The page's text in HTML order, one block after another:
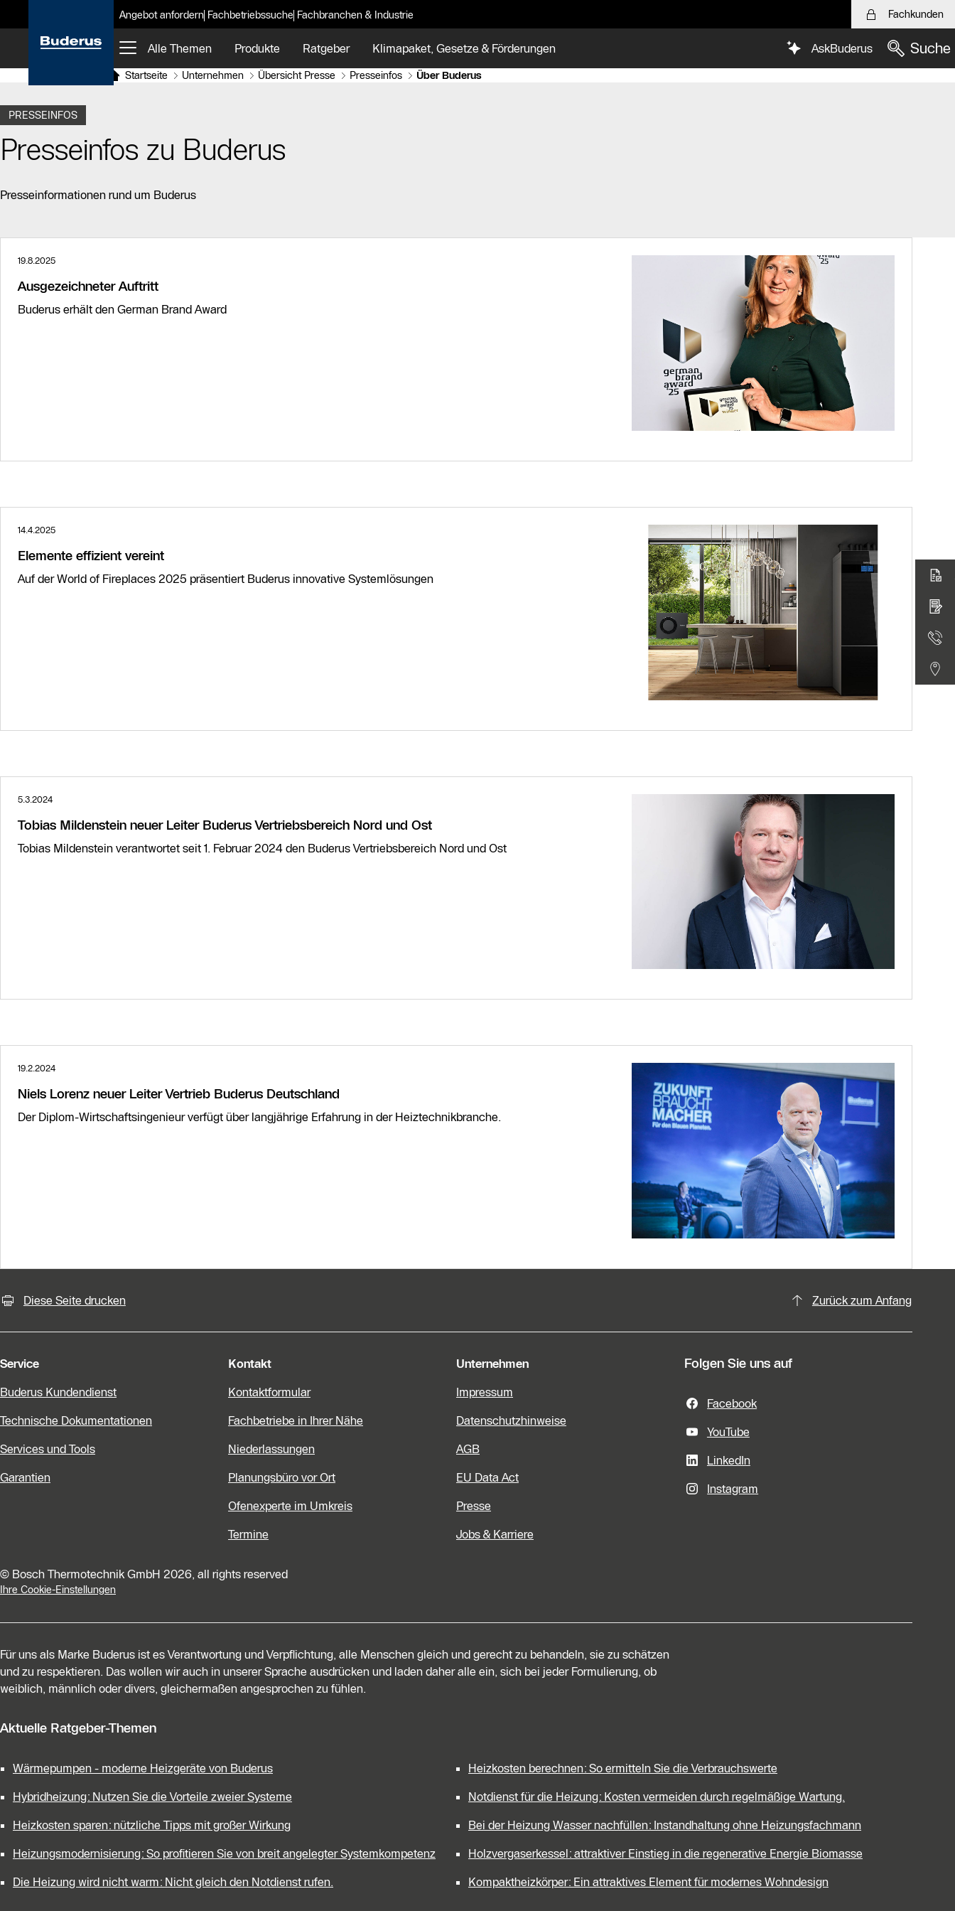
Angebot anfordern Fachbetriebssuche Fachbranchen & Industrie Fachkunden
Alle Themen Produkte Ratgeber Klimapaket, Gesetze & Förderungen AskBuderus Suche
Startseite Unternehmen Übersicht Presse Presseinfos Über Buderus
PRESSEINFOS
Presseinfos zu Buderus
Presseinformationen rund um Buderus
19.8.2025
Ausgezeichneter Auftritt
Buderus erhält den German Brand Award
14.4.2025
Elemente effizient vereint
Auf der World of Fireplaces 2025 präsentiert Buderus innovative Systemlösungen
5.3.2024
Tobias Mildenstein neuer Leiter Buderus Vertriebsbereich Nord und Ost
Tobias Mildenstein verantwortet seit 1. Februar 2024 den Buderus Vertriebsbereich Nord und Ost
19.2.2024
Niels Lorenz neuer Leiter Vertrieb Buderus Deutschland
Der Diplom-Wirtschaftsingenieur verfügt über langjährige Erfahrung in der Heiztechnikbranche.
Diese Seite drucken Zurück zum Anfang
Service
Buderus Kundendienst
Technische Dokumentationen
Services und Tools
Garantien
Kontakt
Kontaktformular
Fachbetriebe in Ihrer Nähe
Niederlassungen
Planungsbüro vor Ort
Ofenexperte im Umkreis
Termine
Unternehmen
Impressum
Datenschutzhinweise
AGB
EU Data Act
Presse
Jobs & Karriere
Folgen Sie uns auf
Facebook
YouTube
LinkedIn
Instagram
© Bosch Thermotechnik GmbH 2026, all rights reserved
Ihre Cookie-Einstellungen
Für uns als Marke Buderus ist es Verantwortung und Verpflichtung, alle Menschen gleich und gerecht zu behandeln, sie zu schätzen
und zu respektieren. Das wollen wir auch in unserer Sprache ausdrücken und laden daher alle ein, sich bei jeder Formulierung, ob
weiblich, männlich oder divers, gleichermaßen angesprochen zu fühlen.
Aktuelle Ratgeber-Themen
Wärmepumpen - moderne Heizgeräte von Buderus
Hybridheizung: Nutzen Sie die Vorteile zweier Systeme
Heizkosten sparen: nützliche Tipps mit großer Wirkung
Heizungsmodernisierung: So profitieren Sie von breit angelegter Systemkompetenz
Die Heizung wird nicht warm: Nicht gleich den Notdienst rufen.
Heizkosten berechnen: So ermitteln Sie die Verbrauchswerte
Notdienst für die Heizung: Kosten vermeiden durch regelmäßige Wartung.
Bei der Heizung Wasser nachfüllen: Instandhaltung ohne Heizungsfachmann
Holzvergaserkessel: attraktiver Einstieg in die regenerative Energie Biomasse
Kompaktheizkörper: Ein attraktives Element für modernes Wohndesign